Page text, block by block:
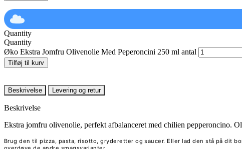
Quantity
Quantity
Øko Ekstra Jomfru Olivenolie Med Peperoncini 250 ml antal
Tilføj til kurv
Beskrivelse Levering og retur
Beskrivelse
Ekstra jomfru olivenolie, perfekt afbalanceret med chilien pepperoncino.
Brug den til pizza, pasta, risotto, gryderetter og saucer. Eller lad den stå på dit